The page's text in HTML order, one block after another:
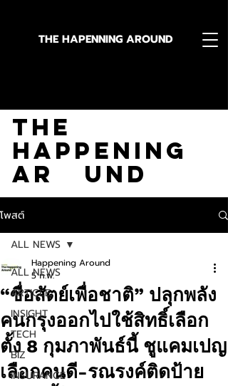
THE HAPENNING AROUND
The
Happening
Ar und
โพสต์
ALL NEWS
ARTICLE
INSIGHT
TECH
BIZ
INSURANCE
ALL NEWS
“ซื่อสัตย์เพื่อชาติ” ปลุกพลัง
คนกรุงออกไปใช้สิทธิ์เลือก
ตั้ง 8 กุมภาพันธ์นี้ ชูแคมเปญ
เลือกคนดี-รณรงค์ติดป้าย
Happening Around
5 ก.พ.